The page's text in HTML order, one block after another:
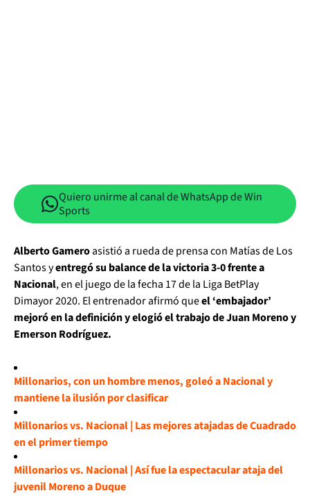
Quiero unirme al canal de WhatsApp de Win
Sports
Alberto Gameroasistió a rueda de prensa con Matías de Los
Santos yentregó su balance de la victoria 3-0 frente a
Nacional, en el juego de la fecha 17 de la Liga BetPlay
Dimayor 2020. El entrenador afirmó queel ‘embajador’
mejoró en la definición y elogió el trabajo de Juan Moreno y
Emerson Rodríguez.
Millonarios, con un hombre menos, goleó a Nacional y
mantiene la ilusión por clasificar
Millonarios vs. Nacional | Las mejores atajadas de Cuadrado
en el primer tiempo
Millonarios vs. Nacional | Así fue la espectacular ataja del
juvenil Moreno a Duque